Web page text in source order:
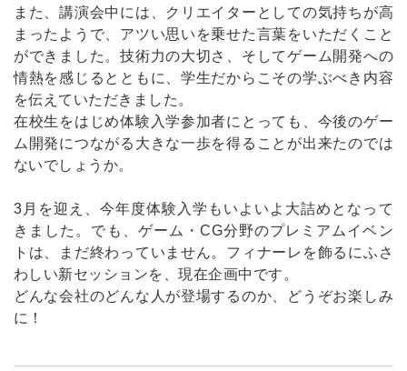
また、講演会中には、クリエイターとしての気持ちが高
まったようで、アツい思いを乗せた言葉をいただくこと
ができました。技術力の大切さ、そしてゲーム開発への
情熱を感じるとともに、学生だからこその学ぶべき内容
を伝えていただきました。
在校生をはじめ体験入学参加者にとっても、今後のゲー
ム開発につながる大きな一歩を得ることが出来たのでは
ないでしょうか。
3月を迎え、今年度体験入学もいよいよ大詰めとなって
きました。でも、ゲーム・CG分野のプレミアムイベン
トは、まだ終わっていません。フィナーレを飾るにふさ
わしい新セッションを、現在企画中です。
どんな会社のどんな人が登場するのか、どうぞお楽しみ
に！